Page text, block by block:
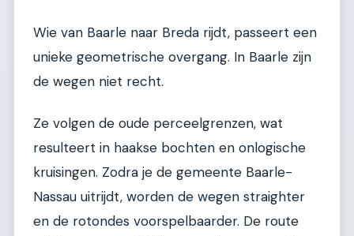
Wie van Baarle naar Breda rijdt, passeert een
unieke geometrische overgang. In Baarle zijn
de wegen niet recht.
Ze volgen de oude perceelgrenzen, wat
resulteert in haakse bochten en onlogische
kruisingen. Zodra je de gemeente Baarle-
Nassau uitrijdt, worden de wegen straighter
en de rotondes voorspelbaarder. De route